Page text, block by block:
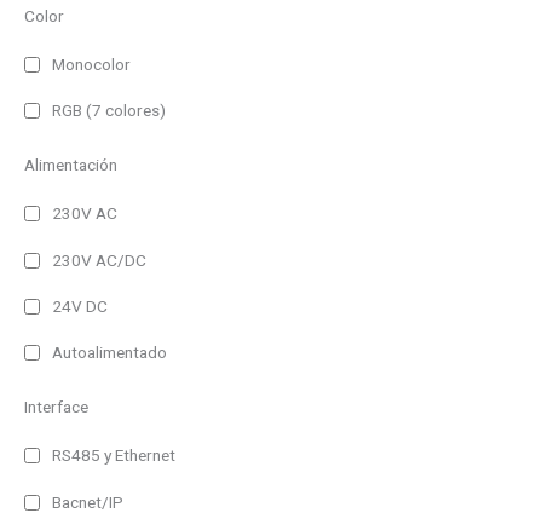
Color
Monocolor
RGB (7 colores)
Alimentación
230V AC
230V AC/DC
24V DC
Autoalimentado
Interface
RS485 y Ethernet
Bacnet/IP